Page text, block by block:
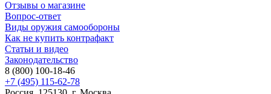
Отзывы о магазине
Вопрос-ответ
Виды оружия самообороны
Как не купить контрафакт
Статьи и видео
Законодательство
8 (800) 100-18-46
+7 (495) 115-62-78